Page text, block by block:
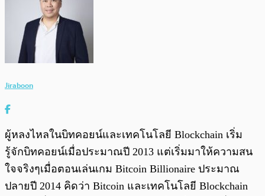
Jiraboon
ผู้หลงไหลในบิทคอยน์และเทคโนโลยี Blockchain เริ่ม
รู้จักบิทคอยน์เมื่อประมาณปี 2013 แต่เริ่มมาให้ความสน
ใจจริงๆเมื่อตอนเล่นเกม Bitcoin Billionaire ประมาณ
ปลายปี 2014 คิดว่า Bitcoin และเทคโนโลยี Blockchain